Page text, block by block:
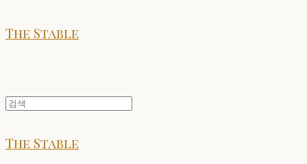
The Stable
The Stable